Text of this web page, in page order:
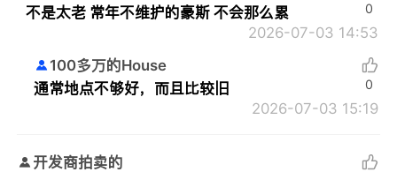
不是太老 常年不维护的豪斯 不会那么累
2026-07-03 14:53
0
100多万的House
通常地点不够好，而且比较旧
2026-07-03 15:19
0
开发商拍卖的